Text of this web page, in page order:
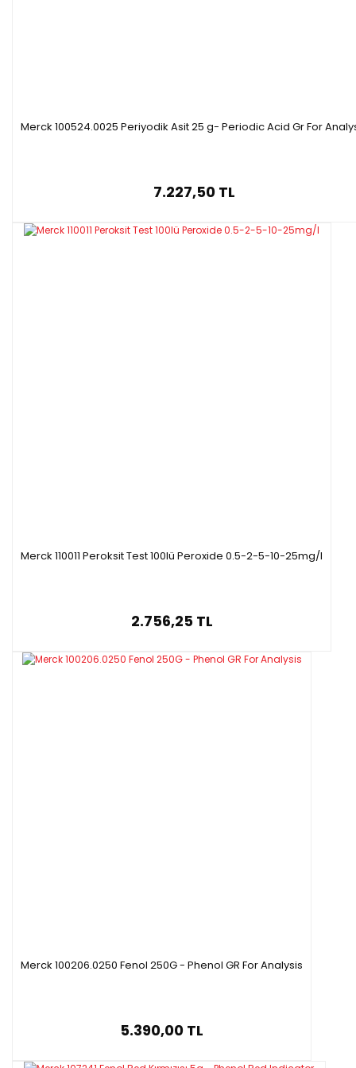
Merck 100524.0025 Periyodik Asit 25 g- Periodic Acid Gr For
7.227,50 TL
Merck 110011 Peroksit Test 100lü Peroxide 0.5-2-5-10-25mg/l
2.756,25 TL
Merck 100206.0250 Fenol 250G - Phenol GR For Analysis
5.390,00 TL